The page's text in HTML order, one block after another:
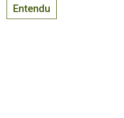
Entendu